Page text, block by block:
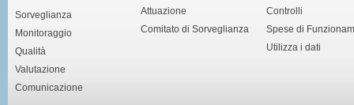
Sorveglianza
Monitoraggio
Qualità
Valutazione
Comunicazione
Attuazione
Comitato di Sorveglianza
Controlli
Spese di
Utilizza i dati